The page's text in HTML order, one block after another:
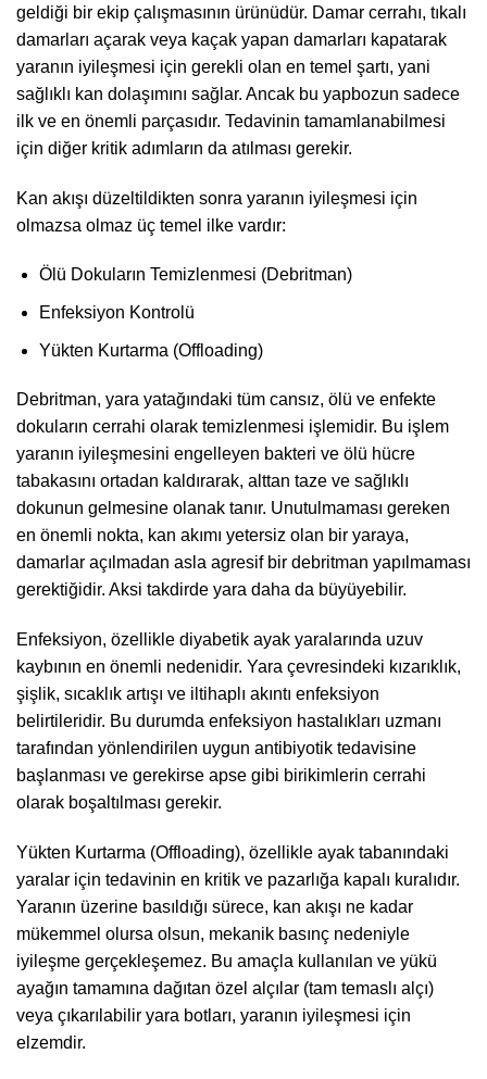
geldiği bir ekip çalışmasının ürünüdür. Damar cerrahı, tıkalı
damarları açarak veya kaçak yapan damarları kapatarak
yaranın iyileşmesi için gerekli olan en temel şartı, yani
sağlıklı kan dolaşımını sağlar. Ancak bu yapbozun sadece
ilk ve en önemli parçasıdır. Tedavinin tamamlanabilmesi
için diğer kritik adımların da atılması gerekir.
Kan akışı düzeltildikten sonra yaranın iyileşmesi için
olmazsa olmaz üç temel ilke vardır:
Ölü Dokuların Temizlenmesi (Debritman)
Enfeksiyon Kontrolü
Yükten Kurtarma (Offloading)
Debritman, yara yatağındaki tüm cansız, ölü ve enfekte
dokuların cerrahi olarak temizlenmesi işlemidir. Bu işlem
yaranın iyileşmesini engelleyen bakteri ve ölü hücre
tabakasını ortadan kaldırarak, alttan taze ve sağlıklı
dokunun gelmesine olanak tanır. Unutulmaması gereken
en önemli nokta, kan akımı yetersiz olan bir yaraya,
damarlar açılmadan asla agresif bir debritman yapılmaması
gerektiğidir. Aksi takdirde yara daha da büyüyebilir.
Enfeksiyon, özellikle diyabetik ayak yaralarında uzuv
kaybının en önemli nedenidir. Yara çevresindeki kızarıklık,
şişlik, sıcaklık artışı ve iltihaplı akıntı enfeksiyon
belirtileridir. Bu durumda enfeksiyon hastalıkları uzmanı
tarafından yönlendirilen uygun antibiyotik tedavisine
başlanması ve gerekirse apse gibi birikimlerin cerrahi
olarak boşaltılması gerekir.
Yükten Kurtarma (Offloading), özellikle ayak tabanındaki
yaralar için tedavinin en kritik ve pazarlığa kapalı kuralıdır.
Yaranın üzerine basıldığı sürece, kan akışı ne kadar
mükemmel olursa olsun, mekanik basınç nedeniyle
iyileşme gerçekleşemez. Bu amaçla kullanılan ve yükü
ayağın tamamına dağıtan özel alçılar (tam temaslı alçı)
veya çıkarılabilir yara botları, yaranın iyileşmesi için
elzemdir.